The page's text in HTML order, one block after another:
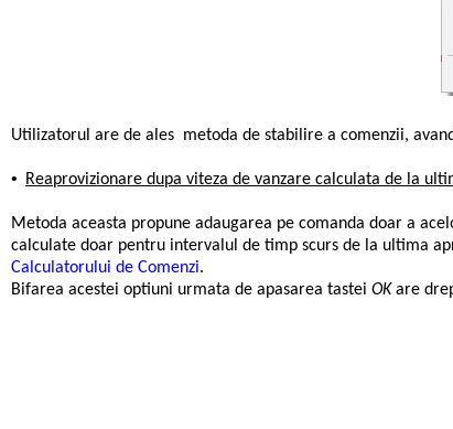
Utilizatorul are de ales metoda de stabilire a comenzii,
• Reaprovizionare dupa viteza de vanzare calculata de la
Metoda aceasta propune adaugarea pe comanda doar a
calculate doar pentru intervalul de timp scurs de la ultima
Calculatorului de Comenzi.
Bifarea acestei optiuni urmata de apasarea tastei OK are